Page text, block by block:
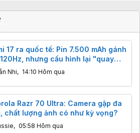
17 ra quốc tế: Pin 7.500 mAh gánh
nhưng cấu hình lại "quay
thời eMMC và màn HD+
Nhi, 14:10 Hôm qua
Razr 70 Ultra: Camera gập đa
chất lượng ảnh có như kỳ vọng?
, 05:58 Hôm qua